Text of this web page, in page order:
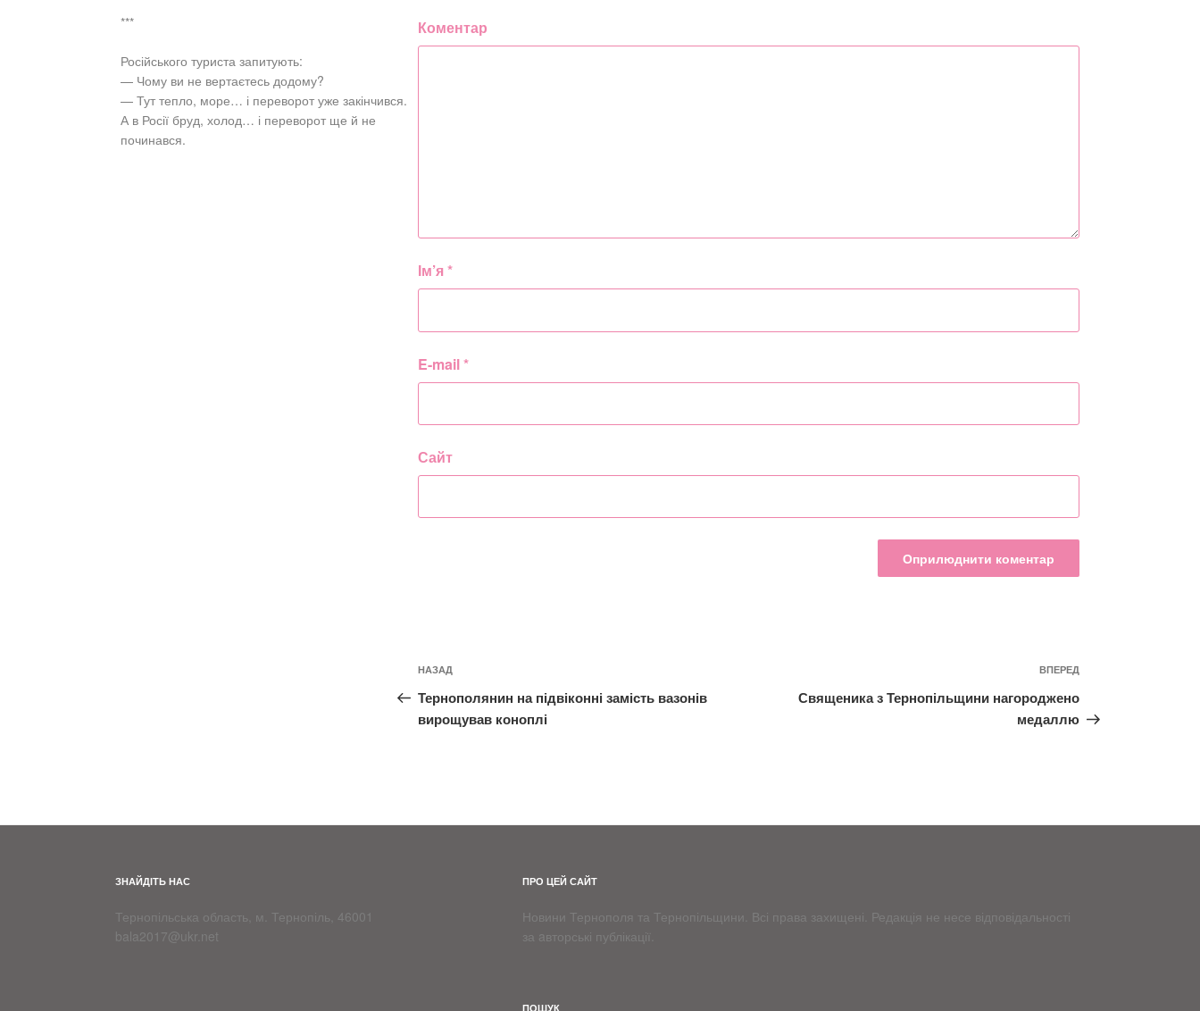
Коментар
Ім’я*
E-mail*
Сайт
Навігація
записів
Попередній
запис:
НАЗАД
Тернополянин на підвіконні замість вазонів
вирощував коноплі
ВПЕРЕД
Священика з Тернопільщини нагороджено
медаллю
***
Російського туриста запитують:
— Чому ви не вертаєтесь додому?
— Тут тепло, море… і переворот уже закінчився.
А в Росії бруд, холод… і переворот ще й не
починався.
ЗНАЙДІТЬ НАС
Тернопільська область, м. Тернопіль, 46001
bala2017@ukr.net
ПРО ЦЕЙ САЙТ
Новини Тернополя та Тернопільщини. Всі права захищені. Редакція не несе відповідальності
за aвторські публікації.
ПОШУК